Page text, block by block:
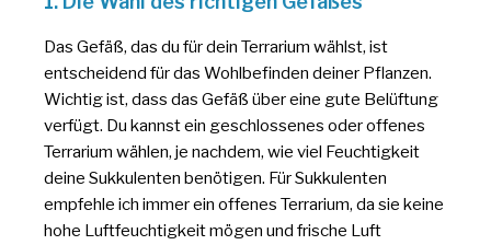
Das Gefäß, das du für dein Terrarium wählst, ist
entscheidend für das Wohlbefinden deiner Pflanzen.
Wichtig ist, dass das Gefäß über eine gute Belüftung
verfügt. Du kannst ein geschlossenes oder offenes
Terrarium wählen, je nachdem, wie viel Feuchtigkeit
deine Sukkulenten benötigen. Für Sukkulenten
empfehle ich immer ein offenes Terrarium, da sie keine
hohe Luftfeuchtigkeit mögen und frische Luft